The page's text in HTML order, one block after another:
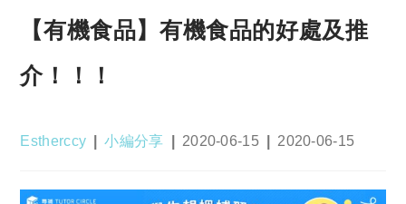
【有機食品】有機食品的好處及推
介！！！
Post
Estherccy
Post
小編分享
Post
2020-06-15
Post
2020-06-15